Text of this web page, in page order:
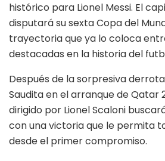
histórico para Lionel Messi. El
disputará su sexta Copa del
trayectoria que ya lo coloca
destacadas en la historia del
Después de la sorpresiva
Saudita en el arranque de Qatar
dirigido por Lionel Scaloni
con una victoria que le permita
desde el primer compromiso.